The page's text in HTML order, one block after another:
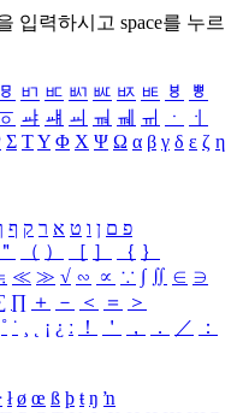
입력하시고 space를 누르
ㅱ ㅲ ㅳ ㅴ ㅵ ㅶ ㅷ ㅸ
ㅹ
ㆆ ㆇ ㆈ ㆉ ㆊ ㆋ ㆌ ㆍ
ㆎ
Σ ΤΥ Φ Χ Ψ Ω α β γ δ ε ζ η
פ ם ן ו ט א ר ק ף
＂ （ ） ［ ］ ｛ ｝
≪ ≫ √ ∽ ∝ ∵ ∫ ∬ ∈ ∋
∏ ＋ － ＜ ＝
＞
˚ ˙ ¸ ¡ ¿ ː ！ ＇ ， ． ／
：
ł ø œ ß þ ŧ ŋ ŉ